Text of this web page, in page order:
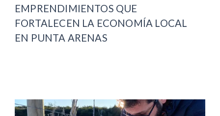
EMPRENDIMIENTOS QUE
FORTALECEN LA ECONOMÍA LOCAL
EN PUNTA ARENAS